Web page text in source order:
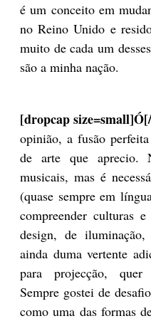
é um conceito em
no Reino Unido e
muito de cada um
são a minha nação.
[dropcap
opinião, a fusão
de arte que aprecio.
musicais, mas é
(quase sempre em
compreender culturas
design, de
ainda duma vertente
para projecção, quer
Sempre gostei de
como uma das formas